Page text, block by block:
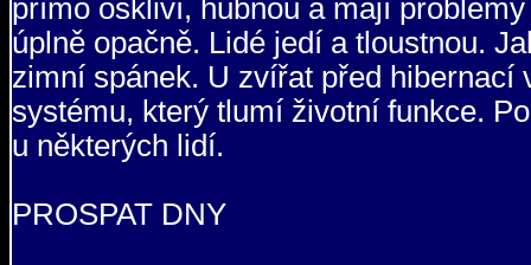
přímo oškliví, hubnou a mají
úplně opačně. Lidé jedí a tloustnou.
zimní spánek. U zvířat před
systému, který tlumí životní funkce.
u některých lidí.
PROSPAT DNY